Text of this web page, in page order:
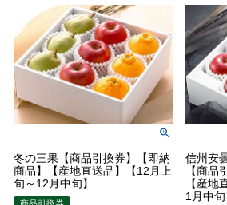
冬の三果【商品引換券】【即納
商品】【産地直送品】【12月上
旬～12月中旬】
信州安
【商品
【産地
1月中旬